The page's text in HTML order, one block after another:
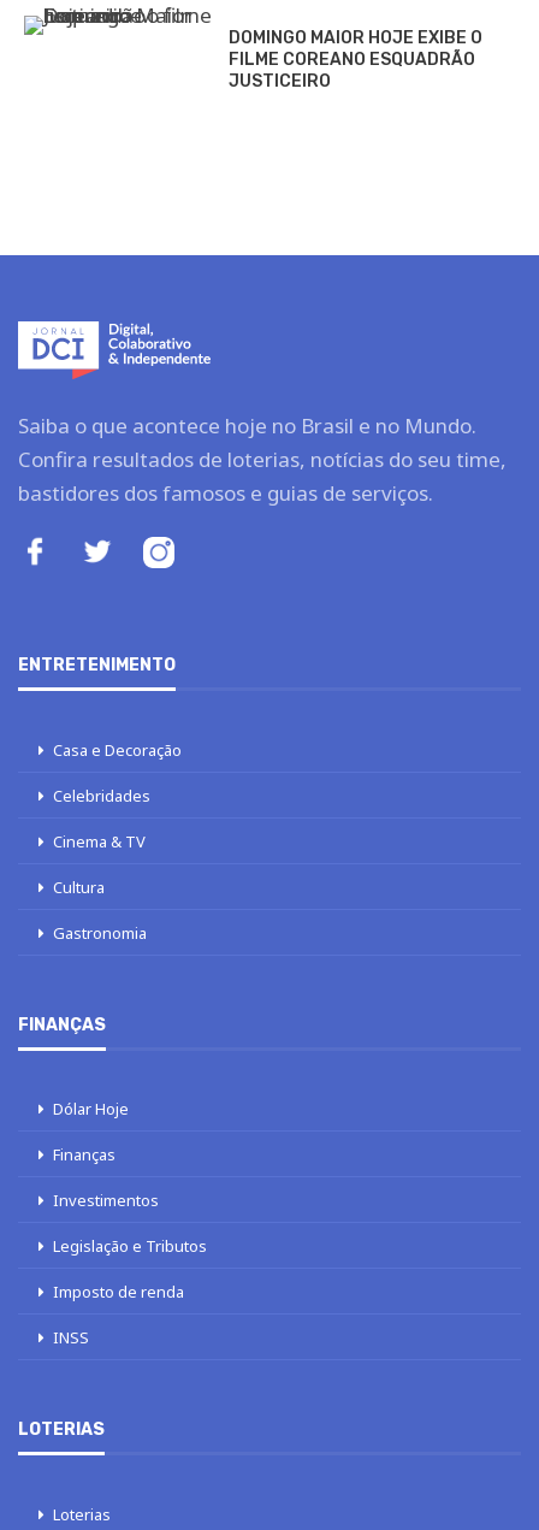
DOMINGO MAIOR HOJE EXIBE O
FILME COREANO ESQUADRÃO
JUSTICEIRO
Saiba o que acontece hoje no Brasil e no Mundo.
Confira resultados de loterias, notícias do seu time,
bastidores dos famosos e guias de serviços.
ENTRETENIMENTO
Casa e Decoração
Celebridades
Cinema & TV
Cultura
Gastronomia
FINANÇAS
Dólar Hoje
Finanças
Investimentos
Legislação e Tributos
Imposto de renda
INSS
LOTERIAS
Loterias